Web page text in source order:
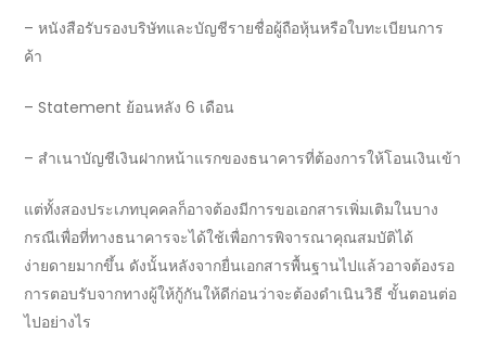
–หนังสือรับรองบริษัทและบัญชีรายชื่อผู้ถือหุ้นหรือใบทะเบียนการ
ค้า
– Statement ย้อนหลัง 6 เดือน
– สำเนาบัญชีเงินฝากหน้าแรกของธนาคารที่ต้องการให้โอนเงินเข้า
แต่ทั้งสองประเภทบุคคลก็อาจต้องมีการขอเอกสารเพิ่มเติมในบาง
กรณีเพื่อที่ทางธนาคารจะได้ใช้เพื่อการพิจารณาคุณสมบัติได้
ง่ายดายมากขึ้น ดังนั้นหลังจากยื่นเอกสารพื้นฐานไปแล้วอาจต้องรอ
การตอบรับจากทางผู้ให้กู้กันให้ดีก่อนว่าจะต้องดำเนินวิธี ขั้นตอนต่อ
ไปอย่างไร